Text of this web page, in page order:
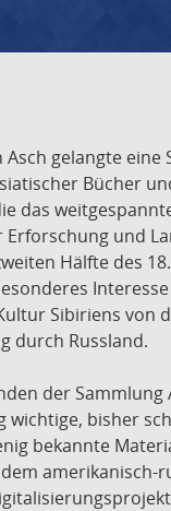
gelangte eine
Bücher
das
Erforschung und
Hälfte des
Sibiriens von
durch Russland.
der Sammlung
wichtige, bisher
bekannte
amerikanisch-